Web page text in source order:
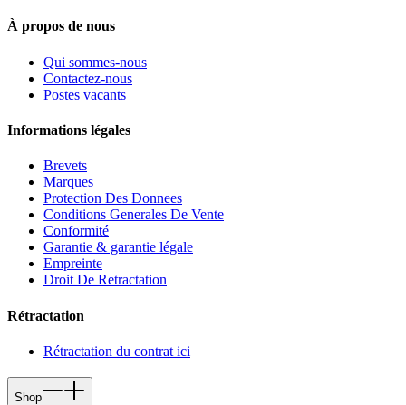
À propos de nous
Qui sommes-nous
Contactez-nous
Postes vacants
Informations légales
Brevets
Marques
Protection Des Donnees
Conditions Generales De Vente
Conformité
Garantie & garantie légale
Empreinte
Droit De Retractation
Rétractation
Rétractation du contrat ici
Shop